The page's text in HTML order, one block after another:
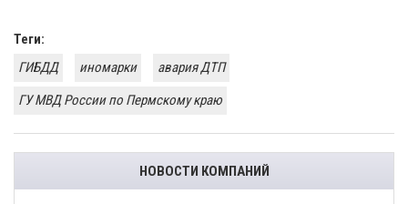
Теги:
ГИБДД
иномарки
авария ДТП
ГУ МВД России по Пермскому краю
НОВОСТИ КОМПАНИЙ